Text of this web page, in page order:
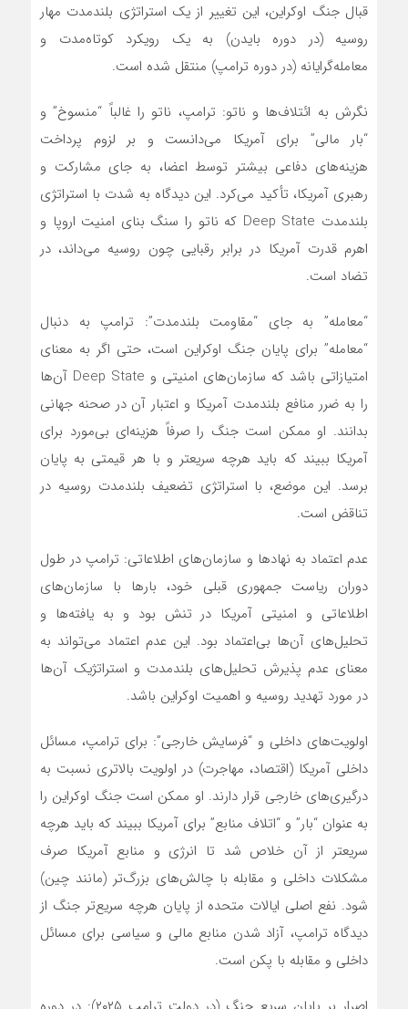
قبال جنگ اوکراین، این تغییر از یک استراتژی بلندمدت مهار
روسیه (در دوره بایدن) به یک رویکرد کوتاه‌مدت و
معامله‌گرایانه (در دوره ترامپ) منتقل شده است.
نگرش به ائتلاف‌ها و ناتو: ترامپ، ناتو را غالباً “منسوخ” و
“بار مالی” برای آمریکا می‌دانست و بر لزوم پرداخت
هزینه‌های دفاعی بیشتر توسط اعضا، به جای مشارکت و
رهبری آمریکا، تأکید می‌کرد. این دیدگاه به شدت با استراتژی
بلندمدت Deep State که ناتو را سنگ بنای امنیت اروپا و
اهرم قدرت آمریکا در برابر رقبایی چون روسیه می‌داند، در
تضاد است.
“معامله” به جای “مقاومت بلندمدت”: ترامپ به دنبال
“معامله” برای پایان جنگ اوکراین است، حتی اگر به معنای
امتیازاتی باشد که سازمان‌های امنیتی و Deep State آن‌ها
را به ضرر منافع بلندمدت آمریکا و اعتبار آن در صحنه جهانی
بدانند. او ممکن است جنگ را صرفاً هزینه‌ای بی‌مورد برای
آمریکا ببیند که باید هرچه سریعتر و با هر قیمتی به پایان
برسد. این موضع، با استراتژی تضعیف بلندمدت روسیه در
تناقض است.
عدم اعتماد به نهادها و سازمان‌های اطلاعاتی: ترامپ در طول
دوران ریاست جمهوری قبلی خود، بارها با سازمان‌های
اطلاعاتی و امنیتی آمریکا در تنش بود و به یافته‌ها و
تحلیل‌های آن‌ها بی‌اعتماد بود. این عدم اعتماد می‌تواند به
معنای عدم پذیرش تحلیل‌های بلندمدت و استراتژیک آن‌ها
در مورد تهدید روسیه و اهمیت اوکراین باشد.
اولویت‌های داخلی و “فرسایش خارجی”: برای ترامپ، مسائل
داخلی آمریکا (اقتصاد، مهاجرت) در اولویت بالاتری نسبت به
درگیری‌های خارجی قرار دارند. او ممکن است جنگ اوکراین را
به عنوان “بار” و “اتلاف منابع” برای آمریکا ببیند که باید هرچه
سریعتر از آن خلاص شد تا انرژی و منابع آمریکا صرف
مشکلات داخلی و مقابله با چالش‌های بزرگ‌تر (مانند چین)
شود. نفع اصلی ایالات متحده از پایان هرچه سریع‌تر جنگ از
دیدگاه ترامپ، آزاد شدن منابع مالی و سیاسی برای مسائل
داخلی و مقابله با پکن است.